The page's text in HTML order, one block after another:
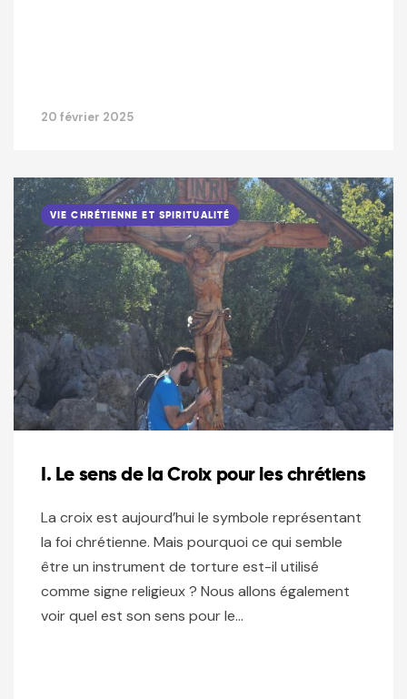
20 février 2025
VIE CHRÉTIENNE ET SPIRITUALITÉ
I. Le sens de la Croix pour les chrétiens
La croix est aujourd’hui le symbole représentant
la foi chrétienne. Mais pourquoi ce qui semble
être un instrument de torture est-il utilisé
comme signe religieux ? Nous allons également
voir quel est son sens pour le…